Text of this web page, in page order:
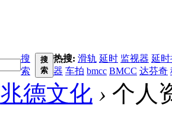
搜
索
搜
索
热搜: 滑轨 延时 监视器 延
器 车拍 bmcc BMCC 达芬奇
兆德文化 › 个人